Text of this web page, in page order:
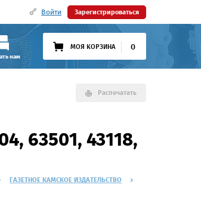
Войти Зарегистрироваться
нам
МОЯ КОРЗИНА 0
Распечатать
63501, 43118,
ГАЗЕТНОЕ КАМСКОЕ ИЗДАТЕЛЬСТВО